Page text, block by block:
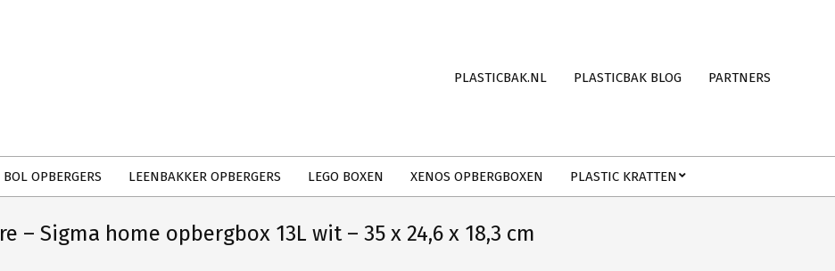
PLASTICBAK.NL PLASTICBAK BLOG PARTNERS
BOL OPBERGERS LEENBAKKER OPBERGERS LEGO BOXEN XENOS OPBERGBOXEN PLASTIC KRATTEN
– Sigma home opbergbox 13L wit – 35 x 24,6 x 18,3 cm